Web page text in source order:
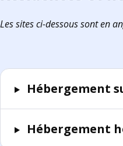
Les sites ci-dessous sont en
Hébergement
Hébergement